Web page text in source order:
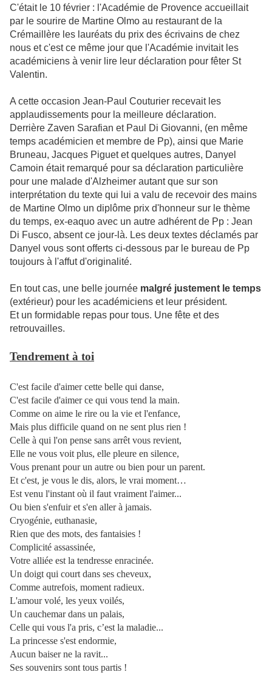
C'était le 10 février : l'Académie de Provence accueillait
par le sourire de Martine Olmo au restaurant de la
Crémaillère les lauréats du prix des écrivains de chez
nous et c'est ce même jour que l'Académie invitait les
académiciens à venir lire leur déclaration pour fêter St
Valentin.
A cette occasion Jean-Paul Couturier recevait les
applaudissements pour la meilleure déclaration.
Derrière Zaven Sarafian et Paul Di Giovanni, (en même
temps académicien et membre de Pp), ainsi que Marie
Bruneau, Jacques Piguet et quelques autres, Danyel
Camoin était remarqué pour sa déclaration particulière
pour une malade d'Alzheimer autant que sur son
interprétation du texte qui lui a valu de recevoir des mains
de Martine Olmo un diplôme prix d'honneur sur le thème
du temps, ex-eaquo avec un autre adhérent de Pp : Jean
Di Fusco, absent ce jour-là. Les deux textes déclamés par
Danyel vous sont offerts ci-dessous par le bureau de Pp
toujours à l'affut d'originalité.
En tout cas, une belle journée malgré justement le temps
(extérieur) pour les académiciens et leur président.
Et un formidable repas pour tous. Une fête et des
retrouvailles.
Tendrement à toi
C'est facile d'aimer cette belle qui danse,
C'est facile d'aimer ce qui vous tend la main.
Comme on aime le rire ou la vie et l'enfance,
Mais plus difficile quand on ne sent plus rien !
Celle à qui l'on pense sans arrêt vous revient,
Elle ne vous voit plus, elle pleure en silence,
Vous prenant pour un autre ou bien pour un parent.
Et c'est, je vous le dis, alors, le vrai moment…
Est venu l'instant où il faut vraiment l'aimer...
Ou bien s'enfuir et s'en aller à jamais.
Cryogénie, euthanasie,
Rien que des mots, des fantaisies !
Complicité assassinée,
Votre alliée est la tendresse enracinée.
Un doigt qui court dans ses cheveux,
Comme autrefois, moment radieux.
L'amour volé, les yeux voilés,
Un cauchemar dans un palais,
Celle qui vous l'a pris, c’est la maladie...
La princesse s'est endormie,
Aucun baiser ne la ravit...
Ses souvenirs sont tous partis !